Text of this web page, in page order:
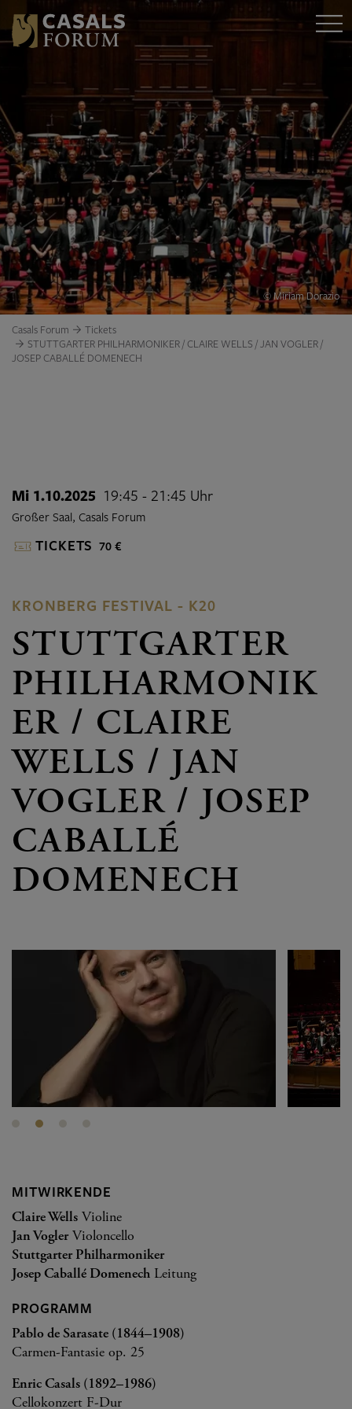
© Miriam Dorazio
Casals Forum
Tickets
STUTTGARTER PHILHARMONIKER / CLAIRE WELLS / JAN VOGLER /
JOSEP CABALLÉ DOMENECH
Mi 1.10.2025 19:45 - 21:45 Uhr
Großer Saal, Casals Forum
TICKETS 70 €
KRONBERG FESTIVAL - K20
STUTTGARTER
PHILHARMONIK
ER / CLAIRE
WELLS / JAN
VOGLER / JOSEP
CABALLÉ
DOMENECH
MITWIRKENDE
Claire Wells Violine
Jan Vogler Violoncello
Stuttgarter Philharmoniker
Josep Caballé Domenech Leitung
PROGRAMM
Pablo de Sarasate (1844–1908)
Carmen-Fantasie op. 25
Enric Casals (1892–1986)
Cellokonzert F-Dur